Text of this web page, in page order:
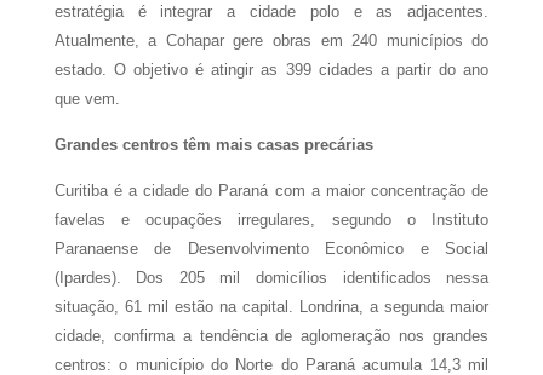
estratégia é integrar a cidade polo e as adjacentes.
Atualmente, a Cohapar gere obras em 240 municípios do
estado. O objetivo é atingir as 399 cidades a partir do ano
que vem.
Grandes centros têm mais casas precárias
Curitiba é a cidade do Paraná com a maior concentração de
favelas e ocupações irregulares, segundo o Instituto
Paranaense de Desen­volvimento Econômico e Social
(Ipardes). Dos 205 mil domicílios identificados nessa
situação, 61 mil estão na capital. Londrina, a segunda maior
cidade, confirma a tendência de aglomeração nos grandes
centros: o município do Norte do Paraná acumula 14,3 mil